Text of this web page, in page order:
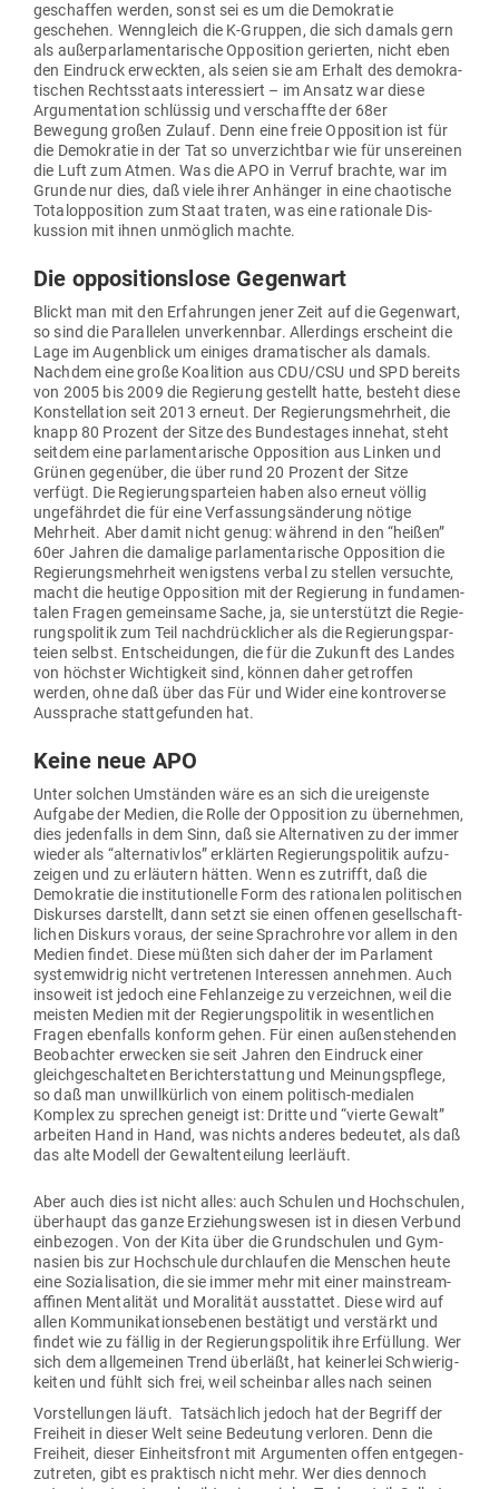
geschaffen werden, sonst sei es um die Demo­kratie
geschehen. Wenn­gleich die K‑Gruppen, die sich damals gern
als außer­par­la­men­ta­rische Oppo­sition gerierten, nicht eben
den Ein­druck erweckten, als seien sie am Erhalt des demo­kra­
ti­schen Rechts­staats inter­es­siert – im Ansatz war diese
Argu­men­tation schlüssig und ver­schaffte der 68er
Bewegung großen Zulauf. Denn eine freie Oppo­sition ist für
die Demo­kratie in der Tat so unver­zichtbar wie für unser­einen
die Luft zum Atmen. Was die APO in Verruf brachte, war im
Grunde nur dies, daß viele ihrer Anhänger in eine chao­tische
Total­op­po­sition zum Staat traten, was eine rationale Dis­
kussion mit ihnen unmöglich machte.
Die oppo­si­ti­onslose Gegenwart
Blickt man mit den Erfah­rungen jener Zeit auf die Gegenwart,
so sind die Par­al­lelen unver­kennbar. Aller­dings erscheint die
Lage im Augen­blick um einiges dra­ma­ti­scher als damals.
Nachdem eine große Koalition aus CDU/CSU und SPD bereits
von 2005 bis 2009 die Regierung gestellt hatte, besteht diese
Kon­stel­lation seit 2013 erneut. Der Regie­rungs­mehrheit, die
knapp 80 Prozent der Sitze des Bun­des­tages innehat, steht
seitdem eine par­la­men­ta­rische Oppo­sition aus Linken und
Grünen gegenüber, die über rund 20 Prozent der Sitze
verfügt. Die Regie­rungs­par­teien haben also erneut völlig
unge­fährdet die für eine Ver­fas­sungs­än­derung nötige
Mehrheit. Aber damit nicht genug: während in den “heißen”
60er Jahren die damalige par­la­men­ta­rische Oppo­sition die
Regie­rungs­mehrheit wenigstens verbal zu stellen ver­suchte,
macht die heutige Oppo­sition mit der Regierung in fun­da­men­
talen Fragen gemeinsame Sache, ja, sie unter­stützt die Regie­
rungs­po­litik zum Teil nach­drück­licher als die Regie­rungs­par­
teien selbst. Ent­schei­dungen, die für die Zukunft des Landes
von höchster Wich­tigkeit sind, können daher getroffen
werden, ohne daß über das Für und Wider eine kon­tro­verse
Aus­sprache statt­ge­funden hat.
Keine neue APO
Unter solchen Umständen wäre es an sich die urei­genste
Aufgabe der Medien, die Rolle der Oppo­sition zu über­nehmen,
dies jeden­falls in dem Sinn, daß sie Alter­na­tiven zu der immer
wieder als “alter­na­tivlos” erklärten Regie­rungs­po­litik auf­zu­
zeigen und zu erläutern hätten. Wenn es zutrifft, daß die
Demo­kratie die insti­tu­tio­nelle Form des ratio­nalen poli­ti­schen
Dis­kurses dar­stellt, dann setzt sie einen offenen gesell­schaft­
lichen Diskurs voraus, der seine Sprach­rohre vor allem in den
Medien findet. Diese müßten sich daher der im Par­lament
sys­tem­widrig nicht ver­tre­tenen Inter­essen annehmen. Auch
insoweit ist jedoch eine Fehl­an­zeige zu ver­zeichnen, weil die
meisten Medien mit der Regie­rungs­po­litik in wesent­lichen
Fragen eben­falls konform gehen. Für einen außen­ste­henden
Beob­achter erwecken sie seit Jahren den Ein­druck einer
gleich­ge­schal­teten Bericht­erstattung und Mei­nungs­pflege,
so daß man unwill­kürlich von einem poli­tisch-medialen
Komplex zu sprechen geneigt ist: Dritte und “vierte Gewalt”
arbeiten Hand in Hand, was nichts anderes bedeutet, als daß
das alte Modell der Gewal­ten­teilung leerläuft.
Aber auch dies ist nicht alles: auch Schulen und Hoch­schulen,
über­haupt das ganze Erzie­hungs­wesen ist in diesen Verbund
ein­be­zogen. Von der Kita über die Grund­schulen und Gym­
nasien bis zur Hoch­schule durch­laufen die Men­schen heute
eine Sozia­li­sation, die sie immer mehr mit einer main­stream-
affinen Men­ta­lität und Mora­lität aus­stattet. Diese wird auf
allen Kom­mu­ni­ka­ti­ons­ebenen bestätigt und ver­stärkt und
findet wie zu fällig in der Regie­rungs­po­litik ihre Erfüllung. Wer
sich dem all­ge­meinen Trend überläßt, hat kei­nerlei Schwie­rig­
keiten und fühlt sich frei, weil scheinbaralles nach seinen
Vor­stel­lungen läuft. Tat­sächlich jedoch hat der Begriff der
Freiheit in dieser Welt seine Bedeutung ver­loren. Denn die
Freiheit, dieser Ein­heits­front mit Argu­menten offen ent­ge­gen­
zu­treten, gibt es prak­tisch nicht mehr. Wer dies dennoch